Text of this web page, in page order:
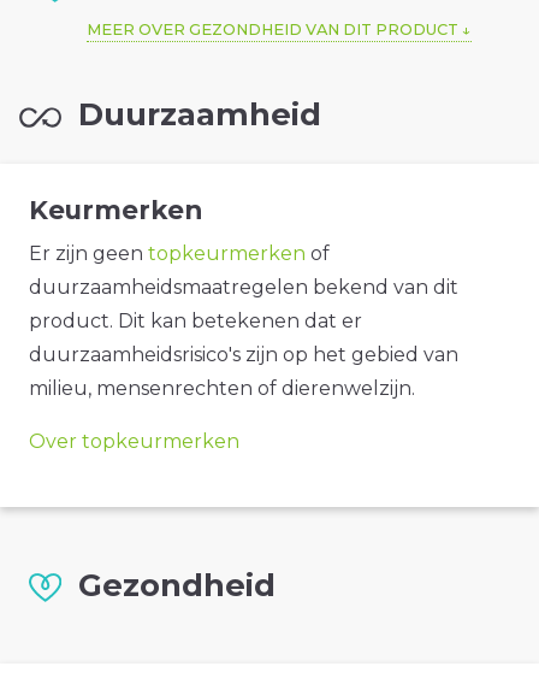
MEER OVER GEZONDHEID VAN DIT PRODUCT
Duurzaamheid
Keurmerken
Er zijn geen topkeurmerken of
duurzaamheidsmaatregelen bekend van dit
product. Dit kan betekenen dat er
duurzaamheidsrisico's zijn op het gebied van
milieu, mensenrechten of dierenwelzijn.
Over topkeurmerken
Gezondheid